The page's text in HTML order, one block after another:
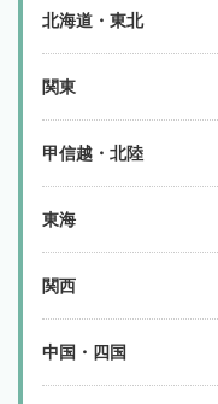
北海道・東北
関東
甲信越・北陸
東海
関西
中国・四国